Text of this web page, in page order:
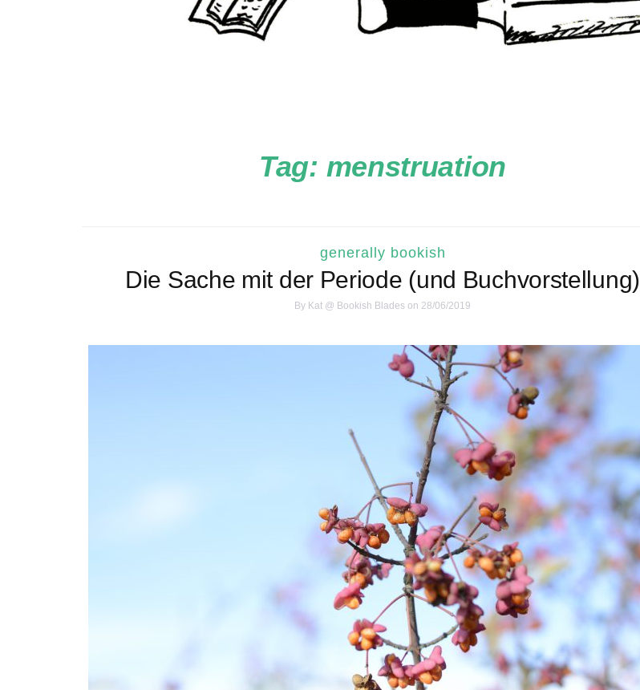
Tag: menstruation
generally bookish
Die Sache mit der Periode (und Buchvorstellung)
By Kat @ Bookish Blades on 28/06/2019